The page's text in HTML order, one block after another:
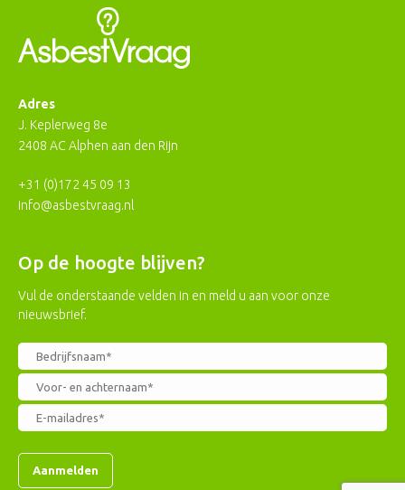
Adres
J. Keplerweg 8e
2408 AC Alphen aan den Rijn
+31 (0)172 45 09 13
info@asbestvraag.nl
Op de hoogte blijven?
Vul de onderstaande velden in en meld u aan voor onze
nieuwsbrief.